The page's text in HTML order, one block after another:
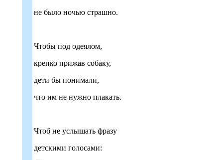
не было ночью страшно.
Чтобы под одеялом,
крепко прижав собаку,
дети бы понимали,
что им не нужно плакать.
Чтоб не услышать фразу
детскими голосами: